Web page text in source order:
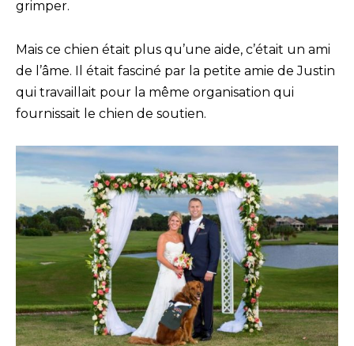
grimper.
Mais ce chien était plus qu’une aide, c’était un ami
de l’âme. Il était fasciné par la petite amie de Justin
qui travaillait pour la même organisation qui
fournissait le chien de soutien.